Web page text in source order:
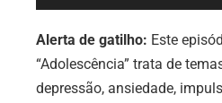
de
áudio
Alerta de gatilho: Este
“Adolescência” trata de
depressão, ansiedade,